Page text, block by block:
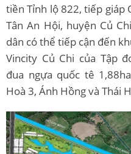
tiền Tỉnh lộ 822, tiếp giáp
Tân An Hội, huyện Củ
dân có thể tiếp cận đến
Vincity Củ Chi của Tập
đua ngựa quốc tê
Hoà 3, Ánh Hồng và Thái